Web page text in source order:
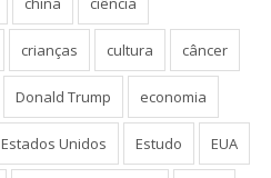
crianças cultura câncer
Donald Trump economia
Estados Unidos Estudo EUA